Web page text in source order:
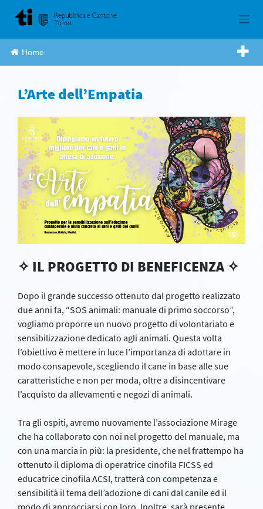
Home
L’Arte dell’Empatia
✧IL PROGETTO DI BENEFICENZA ✧
Dopo il grande successo ottenuto dal progetto realizzato
due anni fa, “SOS animali: manuale di primo soccorso”,
vogliamo proporre un nuovo progetto di volontariato e
sensibilizzazione dedicato agli animali. Questa volta
l’obiettivo è mettere in luce l’importanza di adottare in
modo consapevole, scegliendo il cane in base alle sue
caratteristiche e non per moda, oltre a disincentivare
l’acquisto da allevamenti e negozi di animali.
Tra gli ospiti, avremo nuovamente l’associazione Mirage
che ha collaborato con noi nel progetto del manuale, ma
con una marcia in più: la presidente, che nel frattempo ha
ottenuto il diploma di operatrice cinofila FICSS ed
educatrice cinofila ACSI, tratterà con competenza e
sensibilità il tema dell’adozione di cani dal canile ed il